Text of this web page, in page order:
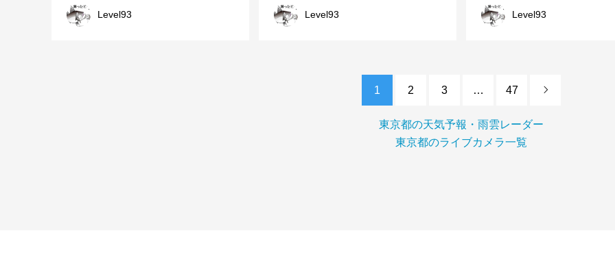
Level93 Level93 Level93
1 2 3 … 47 
東京都の天気予報・雨雲レーダー
東京都のライブカメラ一覧